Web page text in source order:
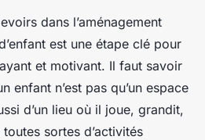
dans l’aménagement
est une étape clé pour
et motivant. Il faut savoir
enfant n’est pas qu’un espace
d’un lieu où il joue, grandit,
sortes d’activités